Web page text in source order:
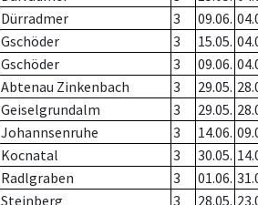
Dürradmer 3 09.06.
Gschöder 3 15.05.
Gschöder 3 09.06.
Abtenau Zinkenbach 3 29.05.
Geiselgrundalm 3 29.05.
Johannsenruhe 3 14.06.
Kocnatal 3 30.05.
Radlgraben 3 01.06.
Steinberg 3 28.05.